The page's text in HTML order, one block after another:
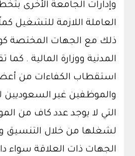
وإدارات الجامعة الأخرى
العاملة اللازمة للتشغيل
ذلك مع الجهات المختصة
المدنية ووزارة المالية . كما
استقطاب الكفاءات من
والموظفين غير
التي لا يوجد عدد كاف من
لشغلها من خلال التنسيق
الجهات ذات العلاقة سواء